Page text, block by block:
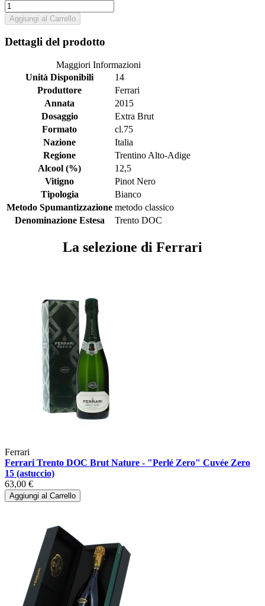
Aggiungi al Carrello
Dettagli del prodotto
Maggiori Informazioni
Unità Disponibili
14
Produttore
Ferrari
Annata
2015
Dosaggio
Extra Brut
Formato
cl.75
Nazione
Italia
Regione
Trentino Alto-Adige
Alcool (%)
12,5
Vitigno
Pinot Nero
Tipologia
Bianco
Metodo Spumantizzazione metodo classico
Denominazione Estesa
Trento DOC
La selezione di Ferrari
Ferrari
Ferrari Trento DOC Brut Nature - "Perlé Zero" Cuvée Zero
15 (astuccio)
63,00 €
Aggiungi al Carrello